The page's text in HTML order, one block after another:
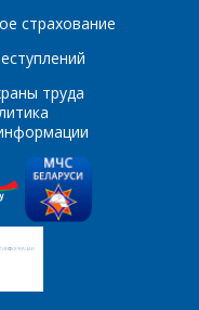
страхование
труда